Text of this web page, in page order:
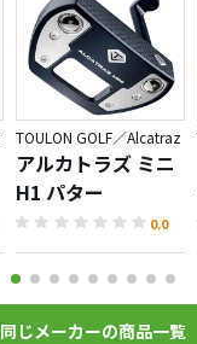
TOULON GOLF／Alcatraz
アルカトラズ ミニ
H1 パター
0.0
同じメーカーの商品一覧